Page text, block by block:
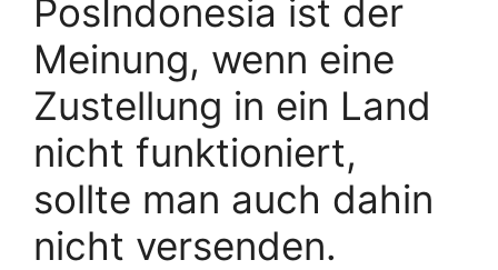
PosIndonesia ist der
Meinung, wenn eine
Zustellung in ein Land
nicht funktioniert,
sollte man auch dahin
nicht versenden.